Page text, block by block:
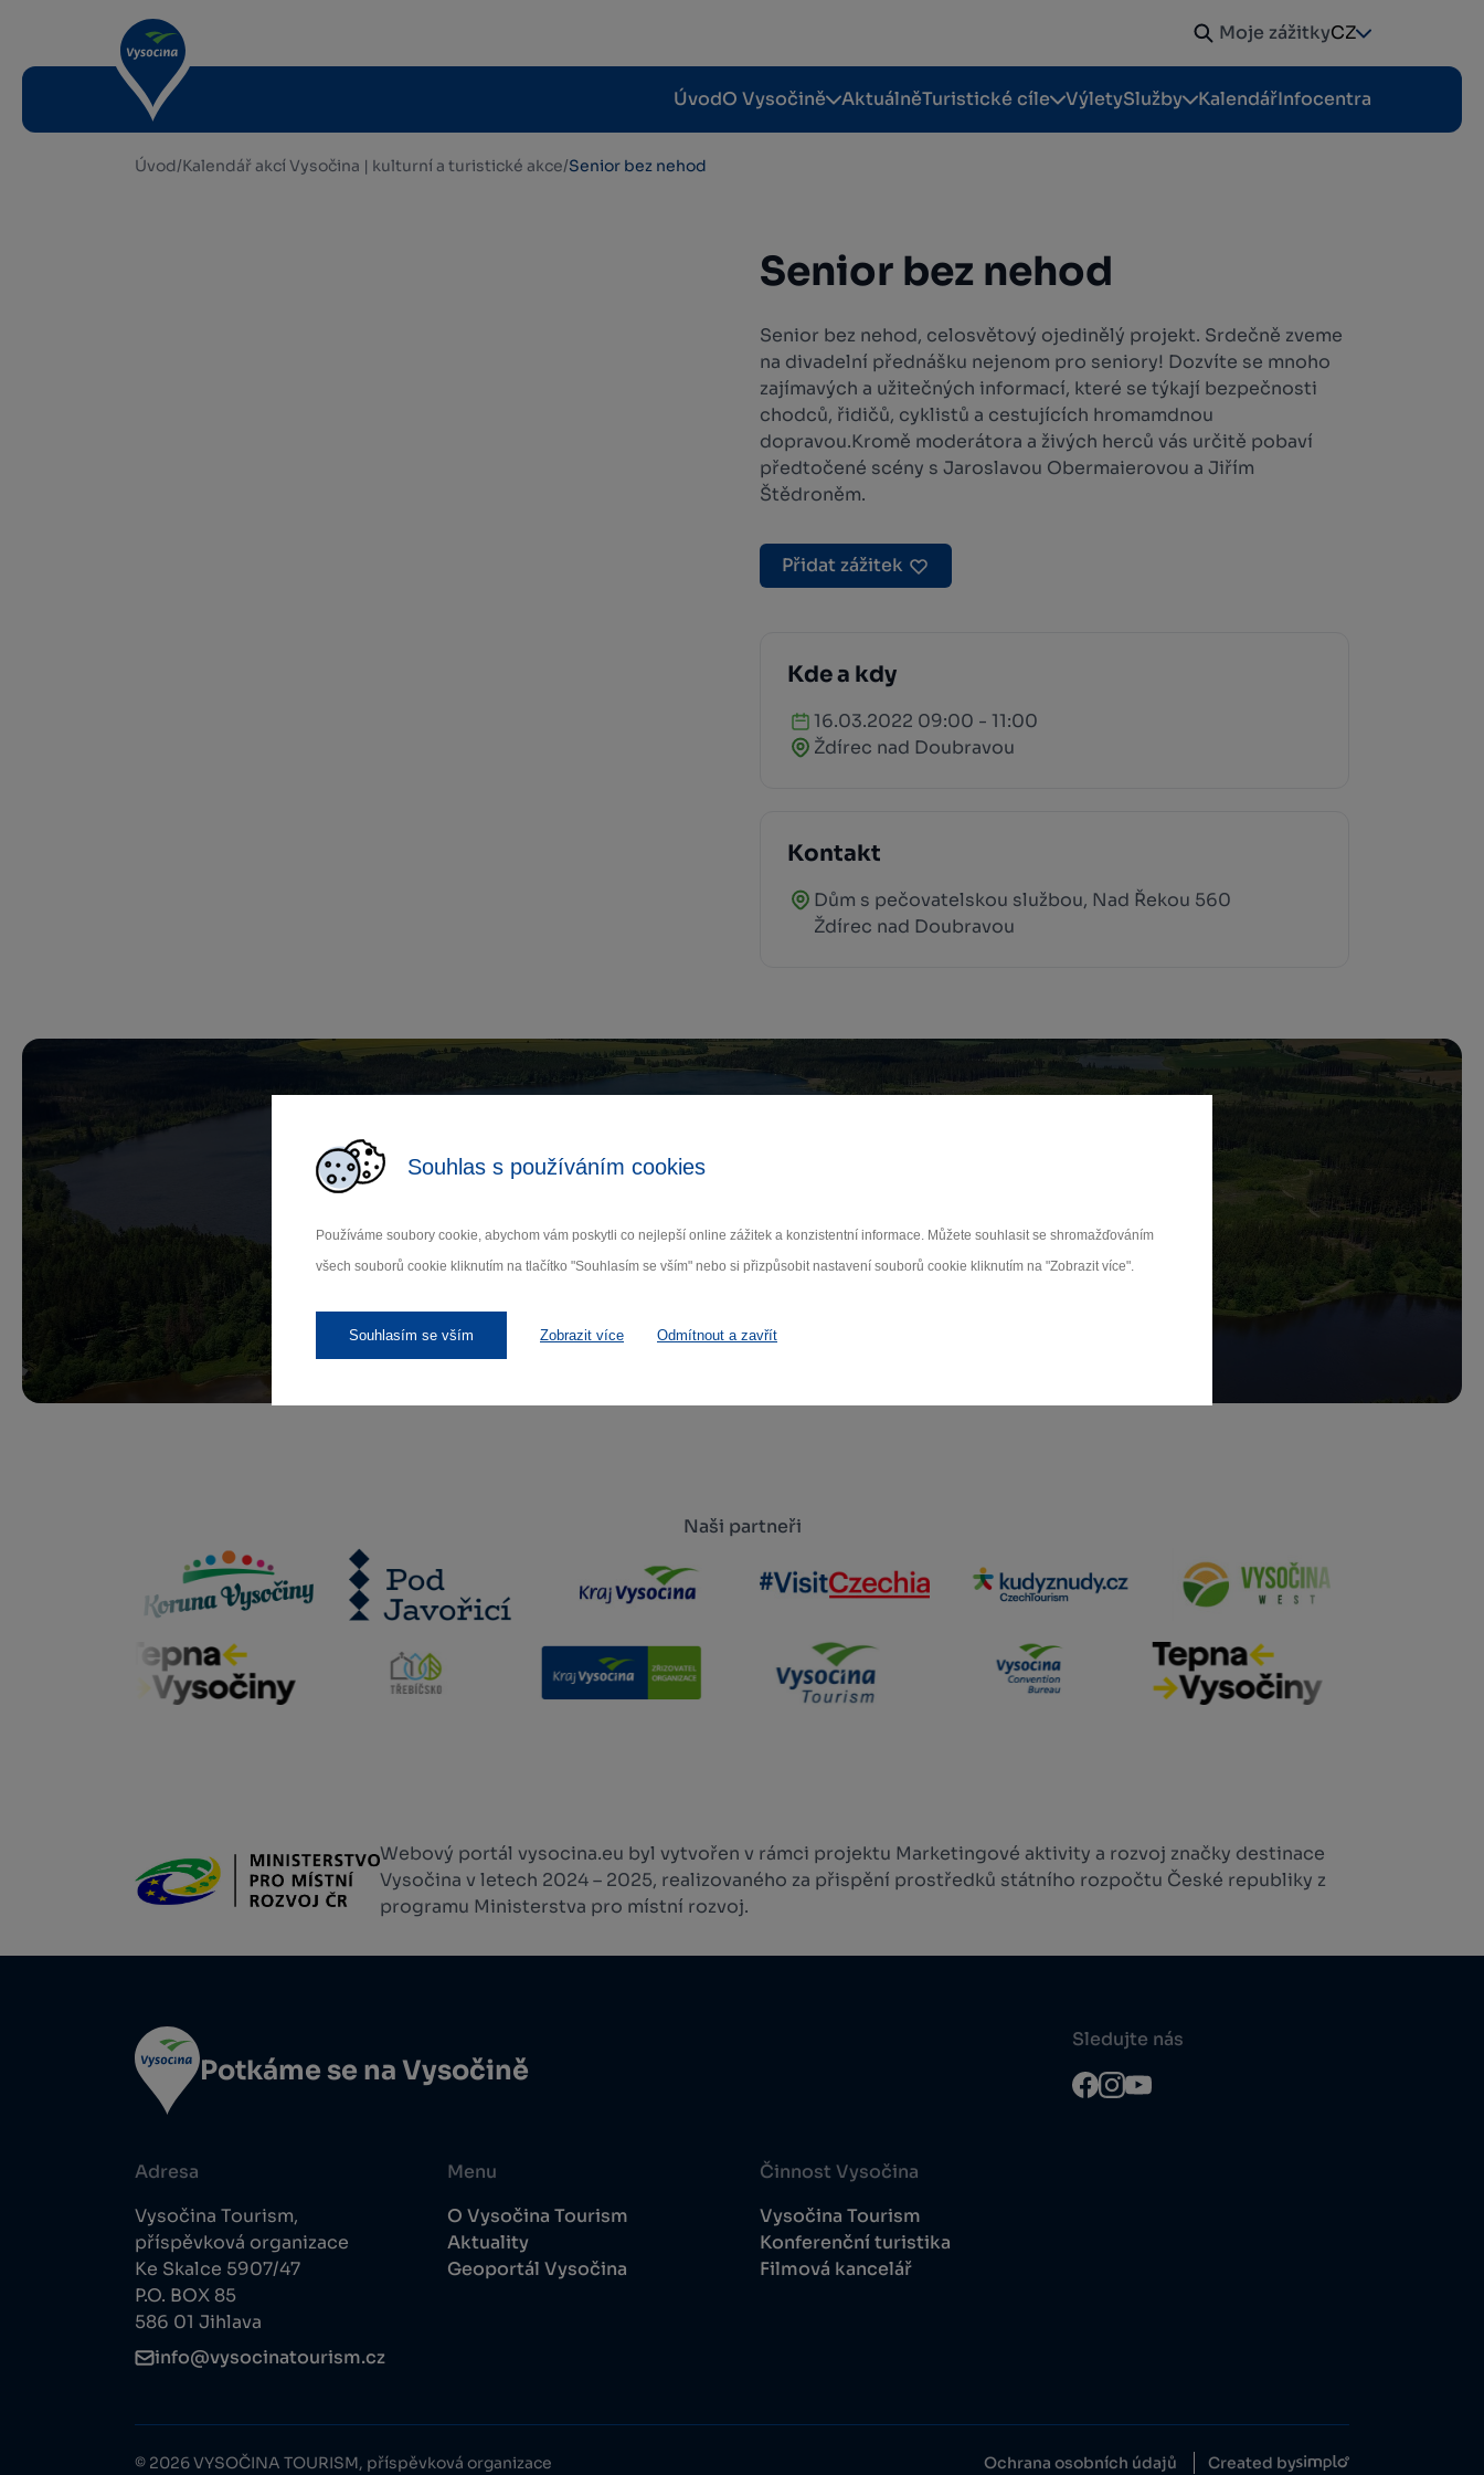
Souhlas s používáním cookies
Používáme soubory cookie, abychom vám poskytli co nejlepší online zážitek a konzistentní informace. Můžete souhlasit se shromažďováním
všech souborů cookie kliknutím na tlačítko "Souhlasím se vším" nebo si přizpůsobit nastavení souborů cookie kliknutím na "Zobrazit více".
Souhlasím se vším Zobrazit více Odmítnout a zavřít
Moje zážitkyCZ
ÚvodO Vysočině AktuálněTuristické cíle VýletySlužby KalendářInfocentra
Úvod/Kalendář akcí Vysočina | kulturní a turistické akce/Senior bez nehod
Senior bez nehod
Senior bez nehod, celosvětový ojedinělý projekt. Srdečně zveme
na divadelní přednášku nejenom pro seniory! Dozvíte se mnoho
zajímavých a užitečných informací, které se týkají bezpečnosti
chodců, řidičů, cyklistů a cestujících hromamdnou
dopravou.Kromě moderátora a živých herců vás určitě pobaví
předtočené scény s Jaroslavou Obermaierovou a Jiřím
Štědroněm.
Přidat zážitek
Kde a kdy
16.03.2022 09:00 - 11:00
Ždírec nad Doubravou
Kontakt
Dům s pečovatelskou službou, Nad Řekou 560
Ždírec nad Doubravou
Odebírat
Naši partneři
Webový portál vysocina.eu byl vytvořen v rámci projektu Marketingové aktivity a rozvoj značky destinace
Vysočina v letech 2024 – 2025, realizovaného za přispění prostředků státního rozpočtu České republiky z
programu Ministerstva pro místní rozvoj.
Potkáme se na Vysočině
Adresa
Vysočina Tourism,
příspěvková organizace
Ke Skalce 5907/47
P.O. BOX 85
586 01 Jihlava
info@vysocinatourism.cz
Menu
O Vysočina Tourism
Aktuality
Geoportál Vysočina
Činnost Vysočina
Vysočina Tourism
Konferenční turistika
Filmová kancelář
Sledujte nás
© 2026 VYSOČINA TOURISM, příspěvková organizace Ochrana osobních údajů Created by